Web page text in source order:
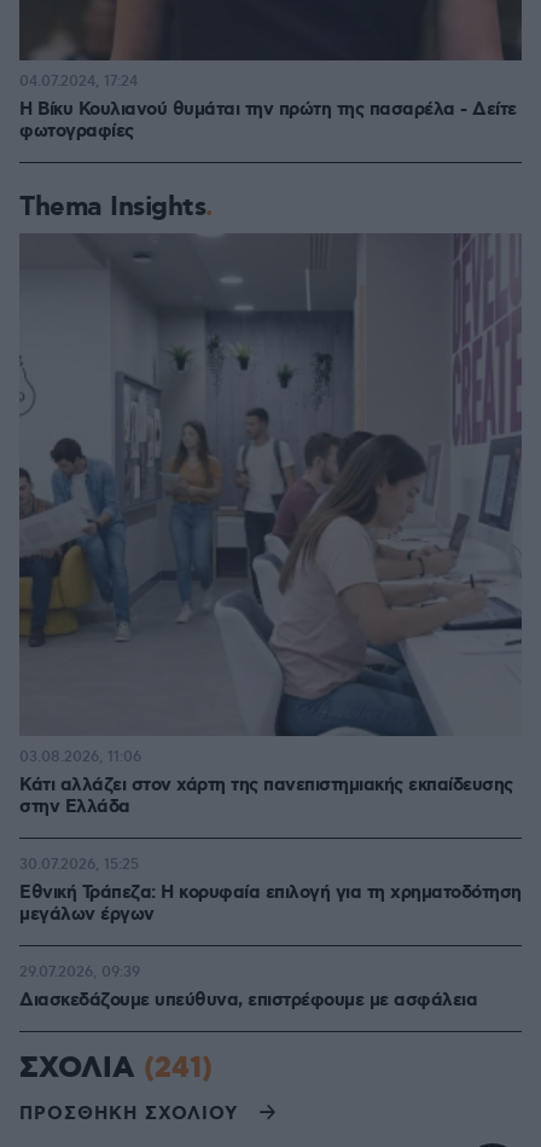
Η Βίκυ Κουλιανού θυμάται την πρώτη της πασαρέλα - Δείτε
φωτογραφίες
04.07.2024, 17:24
Thema Insights
Κάτι αλλάζει στον χάρτη της πανεπιστημιακής εκπαίδευσης
στην Ελλάδα
03.08.2026, 11:06
Εθνική Τράπεζα: Η κορυφαία επιλογή για τη χρηματοδότηση
μεγάλων έργων
30.07.2026, 15:25
Διασκεδάζουμε υπεύθυνα, επιστρέφουμε με ασφάλεια
29.07.2026, 09:39
ΣΧΟΛΙΑ (241)
ΠΡΟΣΘΗΚΗ ΣΧΟΛΙΟΥ